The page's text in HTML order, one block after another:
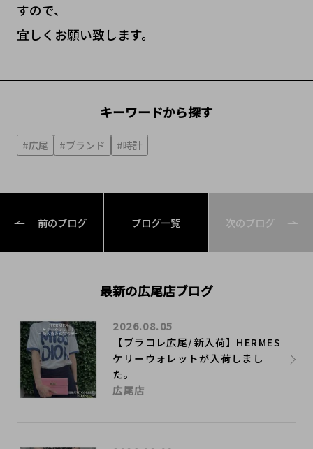
すので、
宜しくお願い致します。
キーワードから探す
#広尾 #ブランド #時計
前のブログ ブログ一覧 次のブログ
最新の広尾店ブログ
【ブラコレ広尾/新入荷】HERMES
ケリーウォレットが入荷しまし
た。
2026.08.05
広尾店